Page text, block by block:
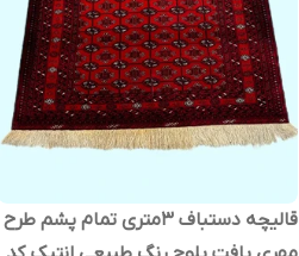
قالیچه دستباف 3متری تمام پشم طرح